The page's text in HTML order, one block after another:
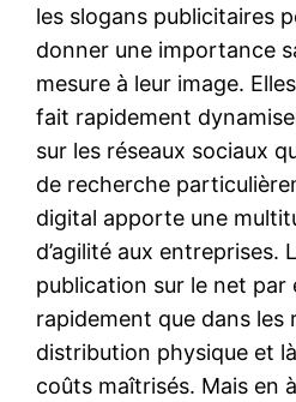
les slogans publicitaires
donner une importance
mesure à leur image.
fait rapidement
sur les réseaux sociaux
de recherche
digital apporte une
d’agilité aux entreprises.
publication sur le net par
rapidement que dans les
distribution physique et
coûts maîtrisés. Mais en